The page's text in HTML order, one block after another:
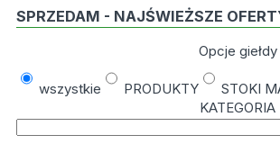
SPRZEDAM - NAJŚWIEŻSZE
Opcje giełdy
wszystkie PRODUKTY STOKI
KATEGORIA